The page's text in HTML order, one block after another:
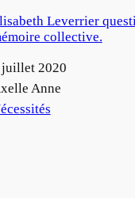
Leverrier
collective.
juillet 2020
Anne
rapport à